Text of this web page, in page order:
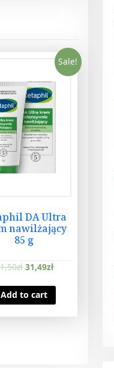
Sale!
DA Ultra
nawilżający
85 g
zł 31,49zł
Add to cart